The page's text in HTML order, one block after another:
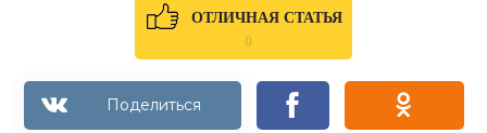
ОТЛИЧНАЯ СТАТЬЯ
0